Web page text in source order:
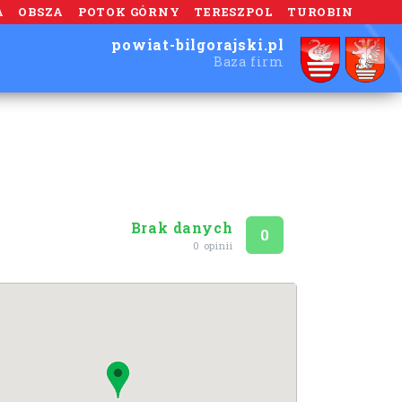
OBSZA POTOK GÓRNY TERESZPOL TUROBIN
powiat-bilgorajski.pl
Baza firm
Brak danych
0 opinii
Ocena
0